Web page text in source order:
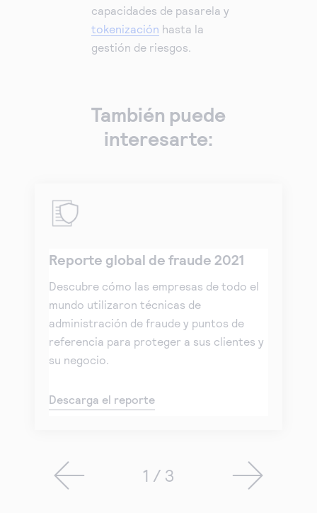
capacidades de pasarela y
tokenización hasta la
gestión de riesgos.
También puede
interesarte:
Reporte global de fraude 2021
Descubre cómo las empresas de todo el
mundo utilizaron técnicas de
administración de fraude y puntos de
referencia para proteger a sus clientes y
su negocio.
Descarga el reporte
1 / 3